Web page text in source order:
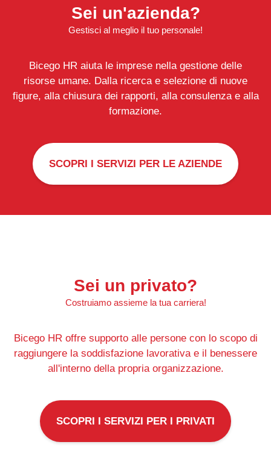
Sei un'azienda?
Gestisci al meglio il tuo personale!
Bicego HR aiuta le imprese nella gestione delle
risorse umane. Dalla ricerca e selezione di nuove
figure, alla chiusura dei rapporti, alla consulenza e alla
formazione.
SCOPRI I SERVIZI PER LE AZIENDE
Sei un privato?
Costruiamo assieme la tua carriera!
Bicego HR offre supporto alle persone con lo scopo di
raggiungere la soddisfazione lavorativa e il benessere
all'interno della propria organizzazione.
SCOPRI I SERVIZI PER I PRIVATI